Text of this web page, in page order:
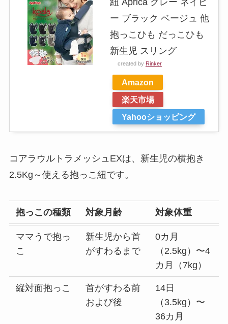
ー ブラック ベージュ 他
抱っこひも だっこひも
新生児 スリング
created by Rinker
Amazon
楽天市場
Yahooショッピング
コアラウルトラメッシュEXは、新生児の横抱き
2.5Kg～使える抱っこ紐です。
抱っこの種類 対象月齢 対象体重
ママうで抱っ
こ
新生児から首
がすわるまで
0カ月
（2.5kg）〜4
カ月（7kg）
縦対面抱っこ
首がすわる前
および後
14日
（3.5kg）〜
36カ月